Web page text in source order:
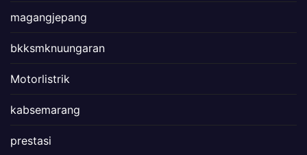
magangjepang
bkksmknuungaran
Motorlistrik
kabsemarang
prestasi